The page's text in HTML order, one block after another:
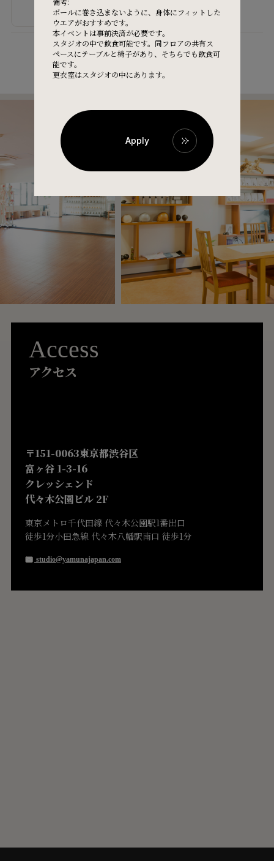
ボールに巻き込まないように、身体にフィットした
ウエアがおすすめです。
本イベントは事前決済が必要です。
スタジオの中で飲食可能です。同フロアの共有ス
ペースにテーブルと椅子があり、そちらでも飲食可
能です。
更衣室はスタジオの中にあります。
Apply
メソッド別検索
Access
アクセス
〒151-0063東京都渋谷区
富ヶ谷 1-3-16
クレッシェンド
代々木公園ビル 2F
東京メトロ千代田線 代々木公園駅1番出口
徒歩1分小田急線 代々木八幡駅南口 徒歩1分
studio@yamunajapan.com